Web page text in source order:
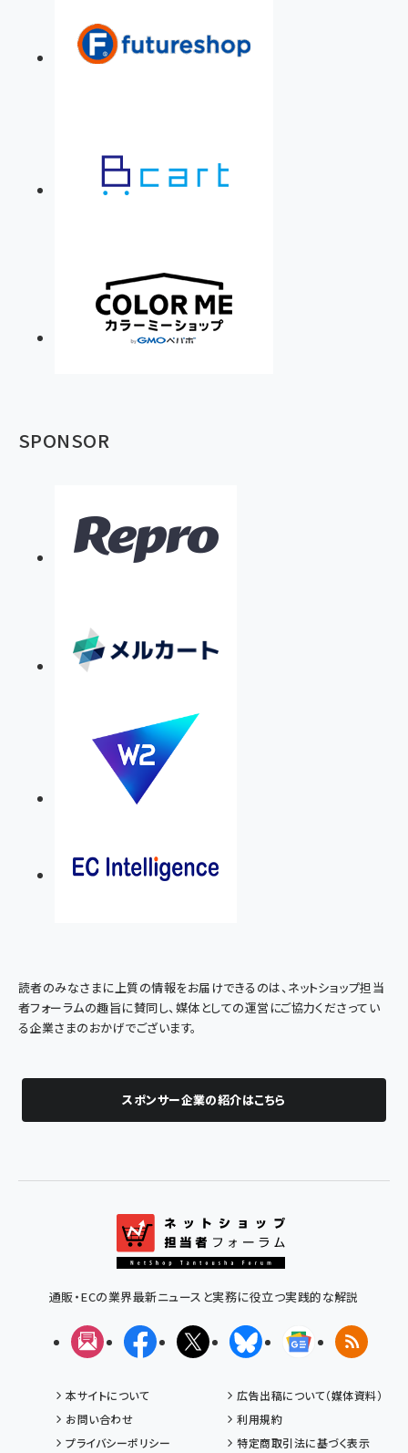
SPONSOR
読者のみなさまに上質の情報をお届けできるのは、ネットショップ担当
者フォーラムの趣旨に賛同し、媒体としての運営にご協力くださってい
る企業さまのおかげでございます。
スポンサー企業の紹介はこちら
通販・ECの業界最新ニュースと実務に役立つ実践的な解説
メルマガFacebookX(エックス)BlueskyGoogleニュ
RSS
本サイトについて
広告出稿について（媒体資料）
お問い合わせ
利用規約
プライバシーポリシー
特定商取引法に基づく表示